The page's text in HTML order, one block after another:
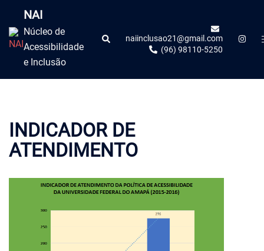
NAI
Núcleo de
Acessibilidade
e Inclusão
naiinclusao21@gmail.com
(96) 98110-5250
INDICADOR DE
ATENDIMENTO